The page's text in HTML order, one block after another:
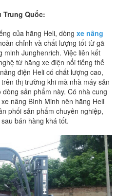
Trung Quốc:
của hãng Heli, dòng xe nâng
chỉnh và chất lượng tốt từ gã
minh Junghenrich. Việc liên kết
từ hãng xe điện nổi tiếng thế
điện Heli có chất lượng cao,
thị trường khi mà nhà máy sản
sản phẩm này. Có nhà cung
nâng Bình Minh nên hãng Heli
phối sản phẩm chuyên nghiệp,
bán hàng khá tốt.